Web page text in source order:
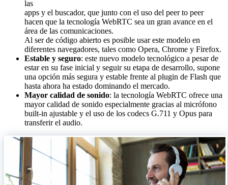
las
apps y el buscador, que junto con el uso del peer to peer
hacen que la tecnología WebRTC sea un gran avance en el
área de las comunicaciones.
Al ser de código abierto es posible usar este modelo en
diferentes navegadores, tales como Opera, Chrome y Firefox.
Estable y seguro: este nuevo modelo tecnológico a pesar de
estar en su fase inicial y seguir su etapa de desarrollo, supone
una opción más segura y estable frente al plugin de Flash que
hasta ahora ha estado dominando el mercado.
Mayor calidad de sonido: la tecnología WebRTC ofrece una
mayor calidad de sonido especialmente gracias al micrófono
built-in ajustable y el uso de los codecs G.711 y Opus para
transferir el audio.